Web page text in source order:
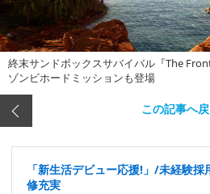
終末サンドボックスサバイバル『The
ゾンビホードミッションも登場
この記事へ
「新生活デビュー応援!」/未経験
修充実